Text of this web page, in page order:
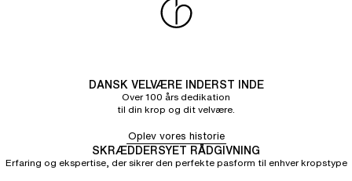
DANSK VELVÆRE INDERST INDE
Over 100 års dedikation
til din krop og dit velvære.
Oplev vores historie
SKRÆDDERSYET RÅDGIVNING
Erfaring og ekspertise, der sikrer den perfekte pasform til enhver kropstype